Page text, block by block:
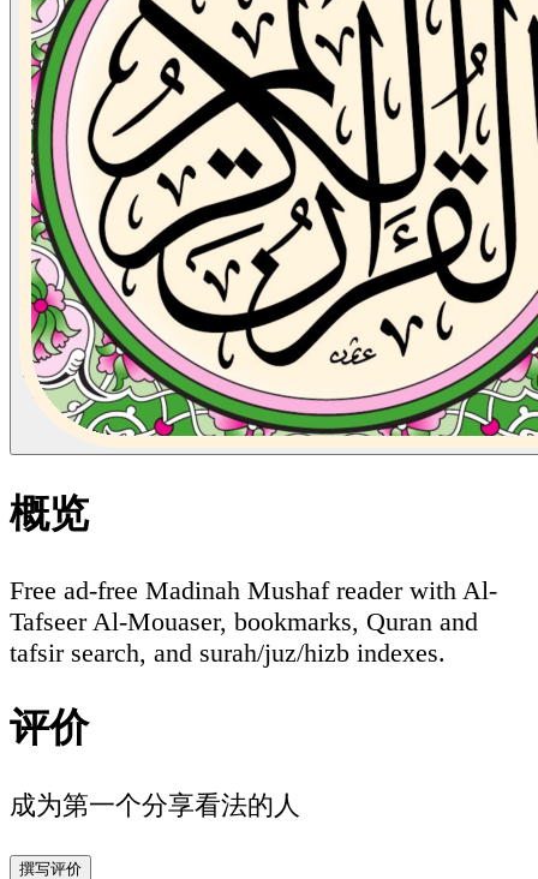
概览
Free ad-free Madinah Mushaf reader with Al-
Tafseer Al-Mouaser, bookmarks, Quran and
tafsir search, and surah/juz/hizb indexes.
评价
成为第一个分享看法的人
撰写评价